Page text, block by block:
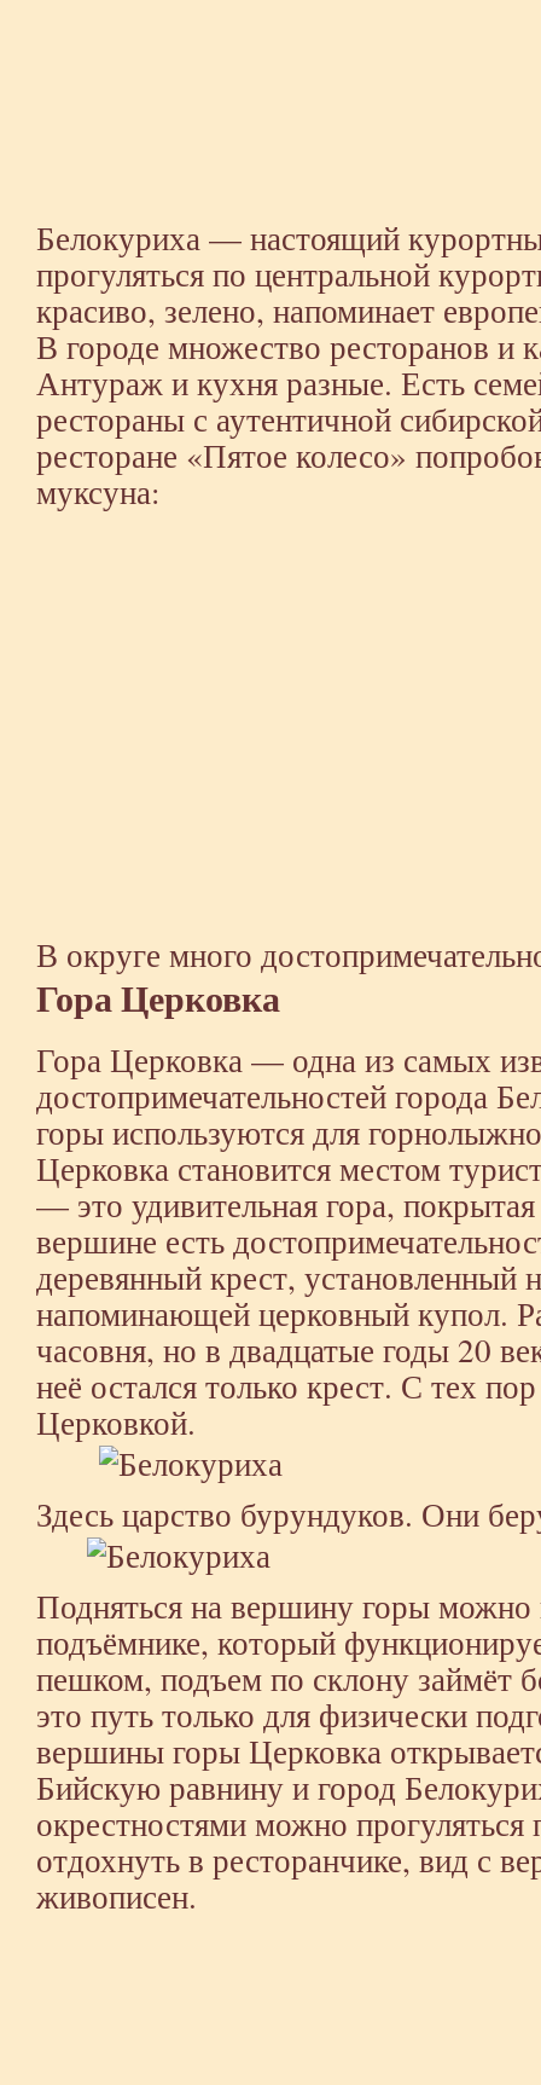
Белокуриха — настоящий
прогуляться по центральной
красиво, зелено, напоминает
В городе множество ресторанов и
Антураж и кухня разные. Есть
рестораны с аутентичной
ресторане «Пятое колесо»
муксуна:
В округе много
Гора Церковка
Гора Церковка — одна из самых
достопримечательностей города
горы используются для
Церковка становится местом
— это удивительная гора,
вершине есть
деревянный крест, установленный
напоминающей церковный купол.
часовня, но в двадцатые годы 20
неё остался только крест. С тех
Церковкой.
Здесь царство бурундуков. Они
Подняться на вершину горы можно
подъёмнике, который
пешком, подъем по склону займёт
это путь только для физически
вершины горы Церковка
Бийскую равнину и город
окрестностями можно
отдохнуть в ресторанчике, вид с
живописен.